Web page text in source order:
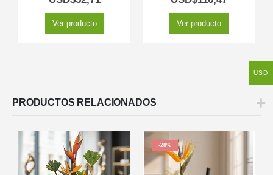
Ver producto Ver producto
PRODUCTOS RELACIONADOS
-28%
USD